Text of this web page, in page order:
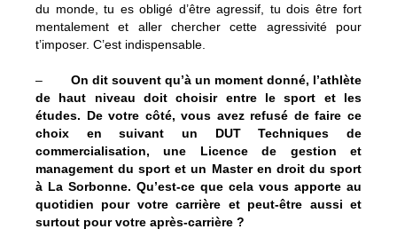
du monde, tu es obligé d’être agressif, tu dois être fort
mentalement et aller chercher cette agressivité pour
t’imposer. C’est indispensable.
– On dit souvent qu’à un moment donné, l’athlète
de haut niveau doit choisir entre le sport et les
études. De votre côté, vous avez refusé de faire ce
choix en suivant un DUT Techniques de
commercialisation, une Licence de gestion et
management du sport et un Master en droit du sport
à La Sorbonne. Qu’est-ce que cela vous apporte au
quotidien pour votre carrière et peut-être aussi et
surtout pour votre après-carrière ?